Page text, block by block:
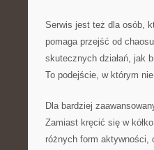
Serwis jest też dla osób,
pomaga przejść od
skutecznych działań, jak
To podejście, w którym
Dla bardziej
Zamiast kręcić się w
różnych form aktywności,